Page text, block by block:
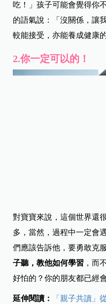
吃！」孩子可能會覺得你
的語氣說：「沒關係，讓
較能接受，亦能養成健康
2.你一定可以的！
對寶寶來說，這個世界還
多，當然，過程中一定會
們應該告訴他，要勇敢克
子聽，教他如何學習 ，而
好怕的？你的朋友都已經
延伸閱讀：
「親子共讀」